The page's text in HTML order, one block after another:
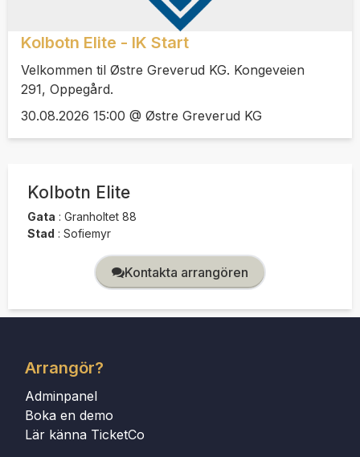
Kolbotn Elite - IK Start
Velkommen til Østre Greverud KG. Kongeveien
291, Oppegård.
30.08.2026 15:00 @ Østre Greverud KG
Kolbotn Elite
Gata : Granholtet 88
Stad : Sofiemyr
Kontakta arrangören
Arrangör?
Adminpanel
Boka en demo
Lär känna TicketCo